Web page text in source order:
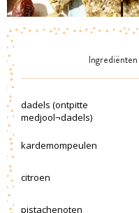
Ingrediënten
dadels (ontpitte
medjool¬dadels)
kardemompeulen
citroen
pistachenoten